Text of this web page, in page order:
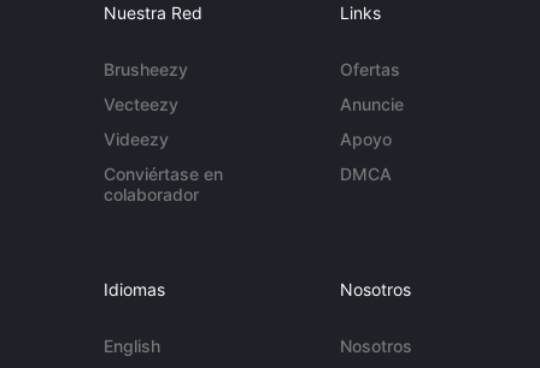
Nuestra Red
Brusheezy
Vecteezy
Videezy
Conviértase en
colaborador
Links
Ofertas
Anuncie
Apoyo
DMCA
Idiomas
English
Nosotros
Nosotros